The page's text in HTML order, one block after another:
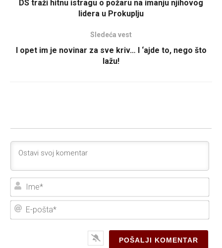
DS traži hitnu istragu o požaru na imanju njihovog
lidera u Prokuplju
Sledeća vest
I opet im je novinar za sve kriv… I ‘ajde to, nego što
lažu!
E-